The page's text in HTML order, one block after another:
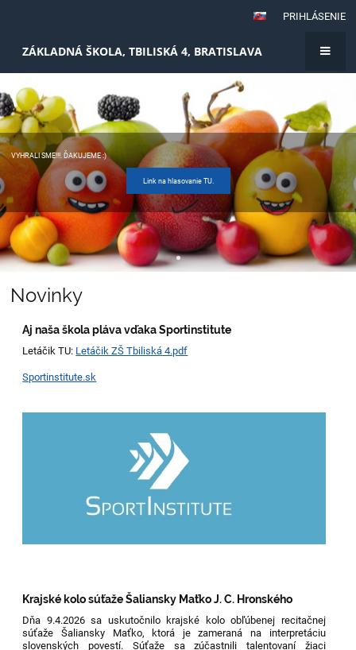
PRIHLÁSENIE
ZÁKLADNÁ ŠKOLA, TBILISKÁ 4, BRATISLAVA
Úvod
/
Introduction
VYHRALI SME!!!. ĎAKUJEME :)
Link na hlasovanie TU.
Novinky
Aj naša škola pláva vďaka Sportinstitute
Letáčik TU: Letáčik ZŠ Tbiliská 4.pdf
Sportinstitute.sk
Krajské kolo súťaže Šaliansky Maťko J. C. Hronského
Dňa 9.4.2026 sa uskutočnilo krajské kolo obľúbenej recitačnej
súťaže Šaliansky Maťko, ktorá je zameraná na interpretáciu
slovenských povestí. Súťaže sa zúčastnili talentovaní žiaci